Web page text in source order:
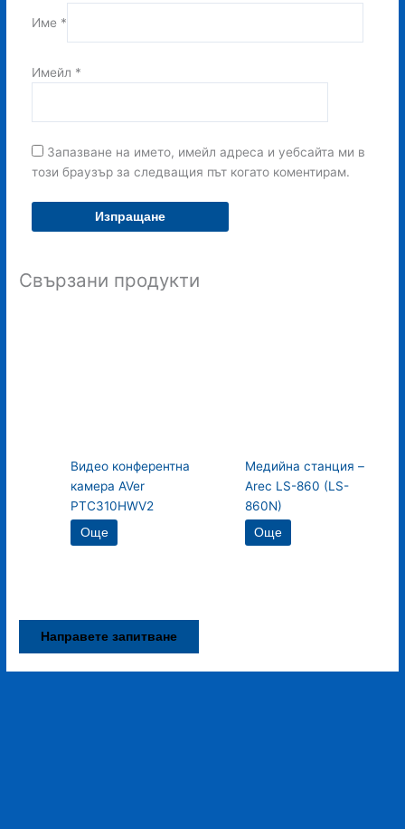
Име *
Имейл *
Запазване на името, имейл адреса и уебсайта ми в
този браузър за следващия път когато коментирам.
Свързани продукти
Видео конферентна
камера AVer
PTC310HWV2
Още
Медийна станция –
Arec LS-860 (LS-
860N)
Още
Направете запитване